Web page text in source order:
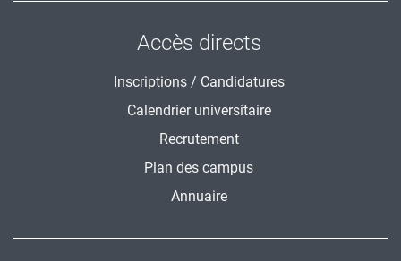
Accès directs
Inscriptions / Candidatures
Calendrier universitaire
Recrutement
Plan des campus
Annuaire